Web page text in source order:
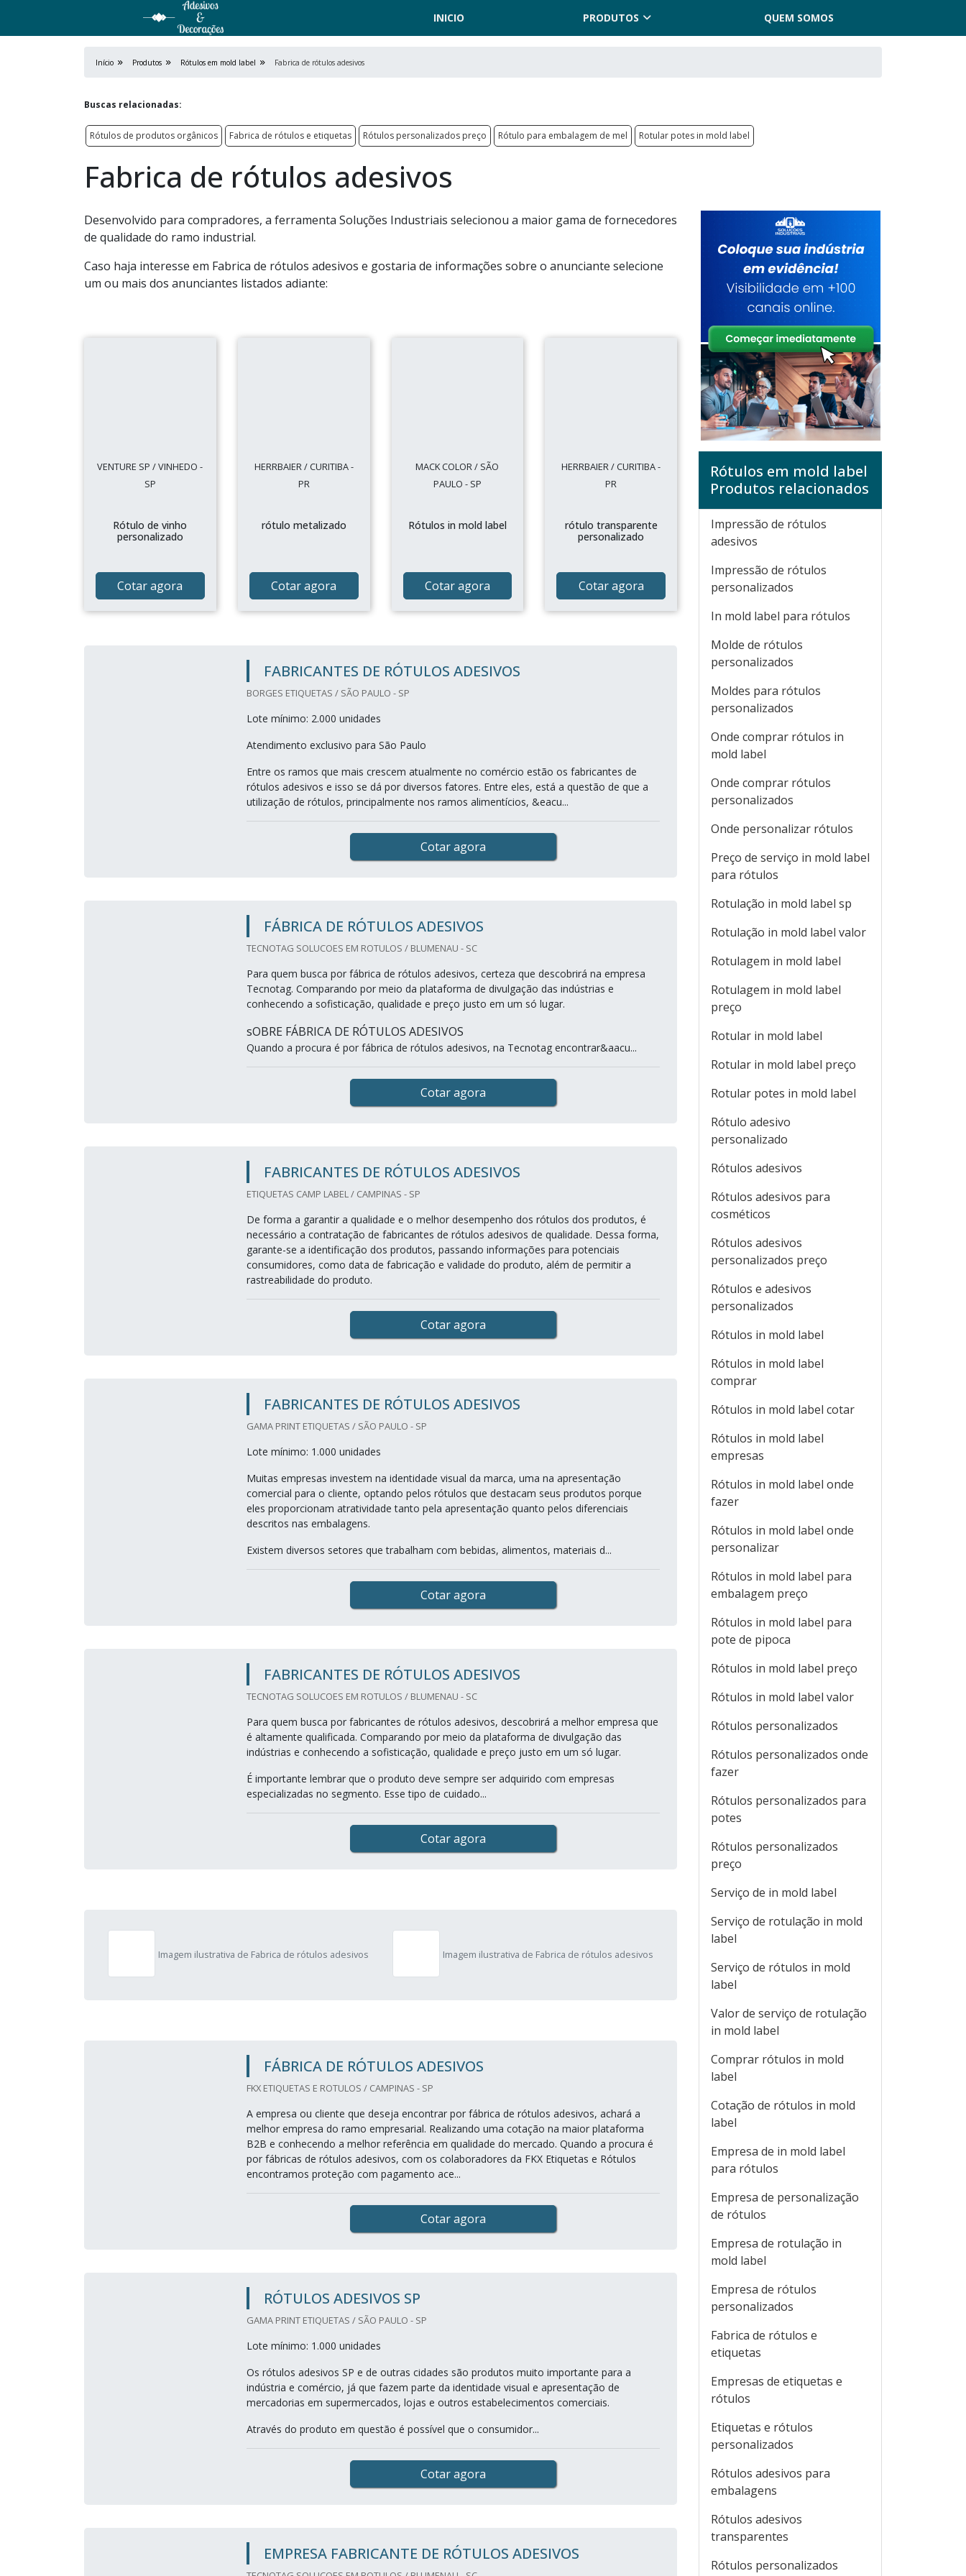
INICIO PRODUTOS QUEM SOMOS
Início Produtos Rótulos em mold label Fabrica de rótulos adesivos
Buscas relacionadas:
Rótulos de produtos orgânicos Fabrica de rótulos e etiquetas Rótulos personalizados preço Rótulo para embalagem de mel Rotular potes in mold label
Fabrica de rótulos adesivos
Desenvolvido para compradores, a ferramenta Soluções Industriais selecionou a maior gama de fornecedores
de qualidade do ramo industrial.
Caso haja interesse em Fabrica de rótulos adesivos e gostaria de informações sobre o anunciante selecione
um ou mais dos anunciantes listados adiante:
VENTURE SP / VINHEDO -
SP
Rótulo de vinho
personalizado
Cotar agora
HERRBAIER / CURITIBA -
PR
rótulo metalizado
Cotar agora
MACK COLOR / SÃO
PAULO - SP
Rótulos in mold label
Cotar agora
HERRBAIER / CURITIBA -
PR
rótulo transparente
personalizado
Cotar agora
FABRICANTES DE RÓTULOS ADESIVOS
BORGES ETIQUETAS / SÃO PAULO - SP
Lote mínimo: 2.000 unidades
Atendimento exclusivo para São Paulo
Entre os ramos que mais crescem atualmente no comércio estão os fabricantes de
rótulos adesivos e isso se dá por diversos fatores. Entre eles, está a questão de que a
utilização de rótulos, principalmente nos ramos alimentícios, &eacu...
Cotar agora
FÁBRICA DE RÓTULOS ADESIVOS
TECNOTAG SOLUCOES EM ROTULOS / BLUMENAU - SC
Para quem busca por fábrica de rótulos adesivos, certeza que descobrirá na empresa
Tecnotag. Comparando por meio da plataforma de divulgação das indústrias e
conhecendo a sofisticação, qualidade e preço justo em um só lugar.
sOBRE FÁBRICA DE RÓTULOS ADESIVOS
Quando a procura é por fábrica de rótulos adesivos, na Tecnotag encontrar&aacu...
Cotar agora
FABRICANTES DE RÓTULOS ADESIVOS
ETIQUETAS CAMP LABEL / CAMPINAS - SP
De forma a garantir a qualidade e o melhor desempenho dos rótulos dos produtos, é
necessário a contratação de fabricantes de rótulos adesivos de qualidade. Dessa forma,
garante-se a identificação dos produtos, passando informações para potenciais
consumidores, como data de fabricação e validade do produto, além de permitir a
rastreabilidade do produto.
Cotar agora
FABRICANTES DE RÓTULOS ADESIVOS
GAMA PRINT ETIQUETAS / SÃO PAULO - SP
Lote mínimo: 1.000 unidades
Muitas empresas investem na identidade visual da marca, uma na apresentação
comercial para o cliente, optando pelos rótulos que destacam seus produtos porque
eles proporcionam atratividade tanto pela apresentação quanto pelos diferenciais
descritos nas embalagens.
Existem diversos setores que trabalham com bebidas, alimentos, materiais d...
Cotar agora
FABRICANTES DE RÓTULOS ADESIVOS
TECNOTAG SOLUCOES EM ROTULOS / BLUMENAU - SC
Para quem busca por fabricantes de rótulos adesivos, descobrirá a melhor empresa que
é altamente qualificada. Comparando por meio da plataforma de divulgação das
indústrias e conhecendo a sofisticação, qualidade e preço justo em um só lugar.
É importante lembrar que o produto deve sempre ser adquirido com empresas
especializadas no segmento. Esse tipo de cuidado...
Cotar agora
Imagem ilustrativa de Fabrica de rótulos adesivos Imagem ilustrativa de Fabrica de rótulos adesivos
FÁBRICA DE RÓTULOS ADESIVOS
FKX ETIQUETAS E ROTULOS / CAMPINAS - SP
A empresa ou cliente que deseja encontrar por fábrica de rótulos adesivos, achará a
melhor empresa do ramo empresarial. Realizando uma cotação na maior plataforma
B2B e conhecendo a melhor referência em qualidade do mercado. Quando a procura é
por fábricas de rótulos adesivos, com os colaboradores da FKX Etiquetas e Rótulos
encontramos proteção com pagamento ace...
Cotar agora
RÓTULOS ADESIVOS SP
GAMA PRINT ETIQUETAS / SÃO PAULO - SP
Lote mínimo: 1.000 unidades
Os rótulos adesivos SP e de outras cidades são produtos muito importante para a
indústria e comércio, já que fazem parte da identidade visual e apresentação de
mercadorias em supermercados, lojas e outros estabelecimentos comerciais.
Através do produto em questão é possível que o consumidor...
Cotar agora
EMPRESA FABRICANTE DE RÓTULOS ADESIVOS
Rótulos em mold label
Produtos relacionados
Impressão de rótulos
adesivos
Impressão de rótulos
personalizados
In mold label para rótulos
Molde de rótulos
personalizados
Moldes para rótulos
personalizados
Onde comprar rótulos in
mold label
Onde comprar rótulos
personalizados
Onde personalizar rótulos
Preço de serviço in mold label
para rótulos
Rotulação in mold label sp
Rotulação in mold label valor
Rotulagem in mold label
Rotulagem in mold label
preço
Rotular in mold label
Rotular in mold label preço
Rotular potes in mold label
Rótulo adesivo
personalizado
Rótulos adesivos
Rótulos adesivos para
cosméticos
Rótulos adesivos
personalizados preço
Rótulos e adesivos
personalizados
Rótulos in mold label
Rótulos in mold label
comprar
Rótulos in mold label cotar
Rótulos in mold label
empresas
Rótulos in mold label onde
fazer
Rótulos in mold label onde
personalizar
Rótulos in mold label para
embalagem preço
Rótulos in mold label para
pote de pipoca
Rótulos in mold label preço
Rótulos in mold label valor
Rótulos personalizados
Rótulos personalizados onde
fazer
Rótulos personalizados para
potes
Rótulos personalizados
preço
Serviço de in mold label
Serviço de rotulação in mold
label
Serviço de rótulos in mold
label
Valor de serviço de rotulação
in mold label
Comprar rótulos in mold
label
Cotação de rótulos in mold
label
Empresa de in mold label
para rótulos
Empresa de personalização
de rótulos
Empresa de rotulação in
mold label
Empresa de rótulos
personalizados
Fabrica de rótulos e
etiquetas
Empresas de etiquetas e
rótulos
Etiquetas e rótulos
personalizados
Rótulos adesivos para
embalagens
Rótulos adesivos
transparentes
Rótulos personalizados